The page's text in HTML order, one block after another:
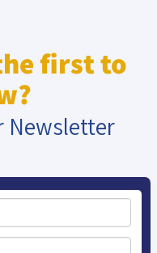
first to
Newsletter